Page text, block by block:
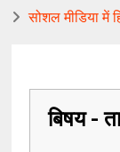
सोशल मीडिया में
बिषय -